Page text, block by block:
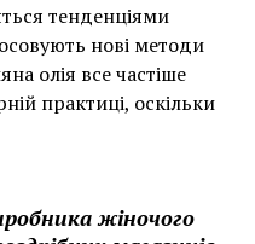
тенденціями
нові методи
олія все частіше
практиці, оскільки
жіночого